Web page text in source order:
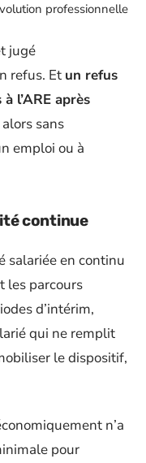
professionnelle
jugé
refus. Et un refus
l’ARE après
sans
emploi ou à
continue
salariée en continu
les parcours
d’intérim,
qui ne remplit
le dispositif,
n’a
pour